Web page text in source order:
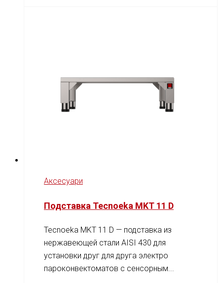
Аксесуари
Подставка Tecnoeka MKT 11 D
Tecnoeka MKT 11 D — подставка из
нержавеющей стали AISI 430 для
установки друг для друга электро
пароконвектоматов с сенсорным...